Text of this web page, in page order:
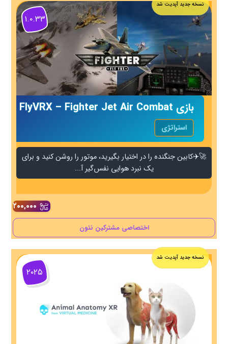
۱.۰.۳۳
بازی FlyVRX – Fighter Jet Air Combat
استراتژی
🚀✈️کابین جنگنده را در اختیار بگیرید، موتور را روشن کنید و برای
یک نبرد هوایی نفس‌گیر آ...
نسخه جدید آپدیت شد
۲۰۰,۰۰۰
اختصاصی مشترکین نئون
۲۰۲۵
نسخه جدید آپدیت شد